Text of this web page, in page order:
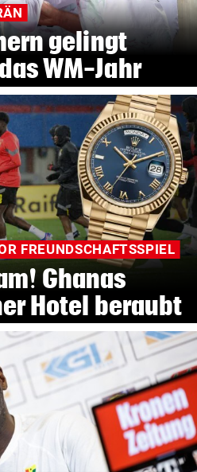
gelingt
WM-Jahr
FREUNDSCHAFTSSPIEL
Ghanas
Hotel beraubt